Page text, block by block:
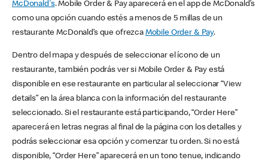
McDonald's. Mobile Order & Pay aparecerá en el app de McDonald’s
como una opción cuando estés a menos de 5 millas de un
restaurante McDonald’s que ofrezca Mobile Order & Pay.
Dentro del mapa y después de seleccionar el ícono de un
restaurante, también podrás ver si Mobile Order & Pay está
disponible en ese restaurante en particular al seleccionar “View
details” en la área blanca con la información del restaurante
seleccionado. Si el restaurante está participando, “Order Here”
aparecerá en letras negras al final de la página con los detalles y
podrás seleccionar esa opción y comenzar tu orden. Si no está
disponible, “Order Here” aparecerá en un tono tenue, indicando